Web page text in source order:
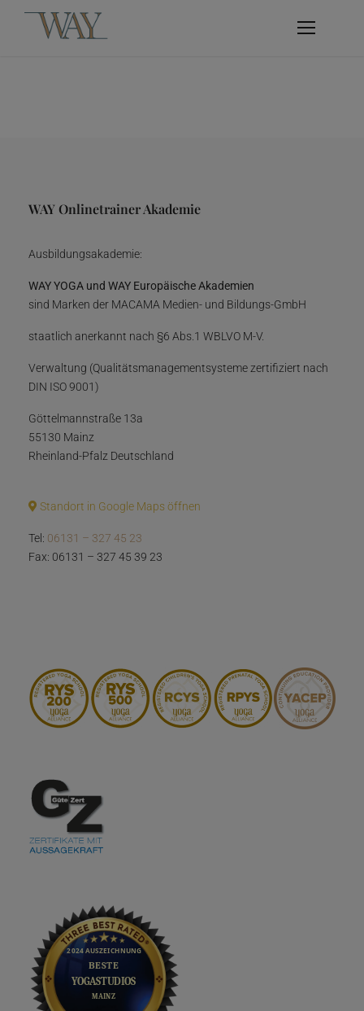
WAY Onlinetrainer Akademie
Ausbildungsakademie:
WAY YOGA und WAY Europäische Akademien
sind Marken der MACAMA Medien- und Bildungs-GmbH
staatlich anerkannt nach §6 Abs.1 WBLVO M-V.
Verwaltung (Qualitätsmanagementsysteme zertifiziert nach
DIN ISO 9001)
Göttelmannstraße 13a
55130 Mainz
Rheinland-Pfalz Deutschland
Standort in Google Maps öffnen
Tel: 06131 – 327 45 23
Fax: 06131 – 327 45 39 23